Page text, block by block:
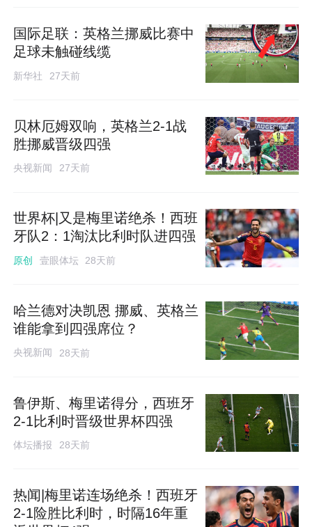
国际足联：英格兰挪威比赛中
足球未触碰线缆
新华社 27天前
贝林厄姆双响，英格兰2-1战
胜挪威晋级四强
央视新闻 27天前
世界杯|又是梅里诺绝杀！西班
牙队2：1淘汰比利时队进四强
原创 壹眼体坛 28天前
哈兰德对决凯恩 挪威、英格兰
谁能拿到四强席位？
央视新闻 28天前
鲁伊斯、梅里诺得分，西班牙
2-1比利时晋级世界杯四强
体坛播报 28天前
热闻|梅里诺连场绝杀！西班牙
2-1险胜比利时，时隔16年重